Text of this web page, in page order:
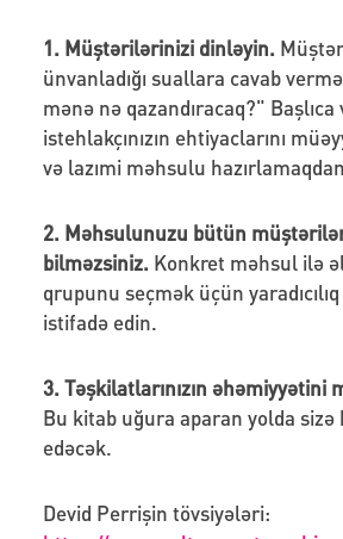
1. Müştərilərinizi dinləyin.
ünvanladığı suallara cavab
mənə nə qazandıracaq?"
istehlakçınızın ehtiyaclarını
və lazımi məhsulu
2. Məhsulunuzu bütün
bilməzsiniz. Konkret məhsul ilə
qrupunu seçmək üçün
istifadə edin.
3. Təşkilatlarınızın əhəmiyyətini
Bu kitab uğura aparan yolda sizə
edəcək.
Devid Perrişin tövsiyələri: